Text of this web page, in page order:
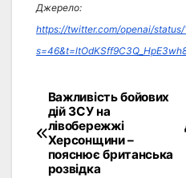
Джерело:
https://twitter.com/openai/
Навігація
записів
Важливість бойових
дій ЗСУ на
лівобережжі
Херсонщини –
пояснює британська
розвідка